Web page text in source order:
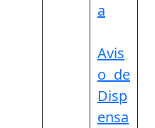
a
Avis
o de
Disp
ensa